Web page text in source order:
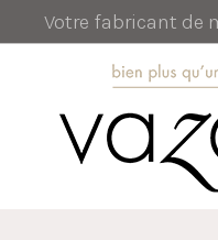
Votre fabricant de